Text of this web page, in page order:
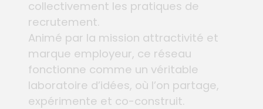
collectivement les pratiques de
recrutement.
Animé par la mission attractivité et
marque employeur, ce réseau
fonctionne comme un véritable
laboratoire d’idées, où l’on partage,
expérimente et co-construit.